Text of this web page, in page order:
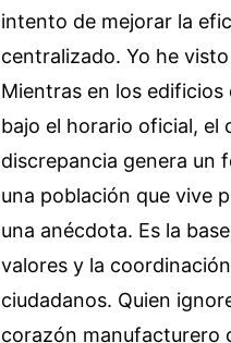
intento de mejorar la
centralizado. Yo he
Mientras en los
bajo el horario oficial, el
discrepancia genera un
una población que vive
una anécdota. Es la
valores y la
ciudadanos. Quien
corazón manufacturero